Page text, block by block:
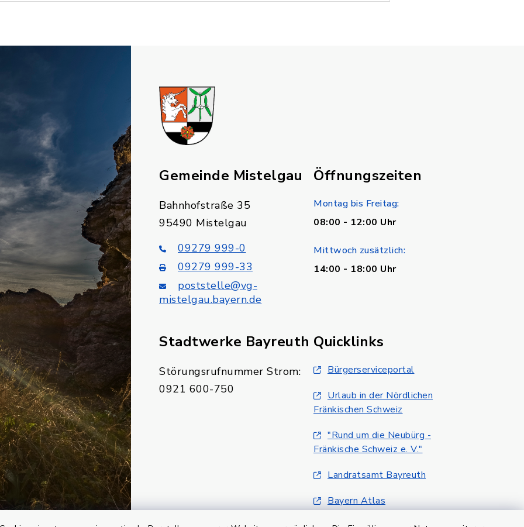
Gemeinde Mistelgau
Bahnhofstraße 35
95490 Mistelgau
09279 999-0
09279 999-33
poststelle@vg-
mistelgau.bayern.de
Öffnungszeiten
Montag bis Freitag:
08:00 - 12:00 Uhr
Mittwoch zusätzlich:
14:00 - 18:00 Uhr
Stadtwerke Bayreuth
Störungsrufnummer Strom:
0921 600-750
Quicklinks
Bürgerserviceportal
Urlaub in der Nördlichen
Fränkischen Schweiz
"Rund um die Neubürg -
Fränkische Schweiz e. V."
Landratsamt Bayreuth
Bayern Atlas